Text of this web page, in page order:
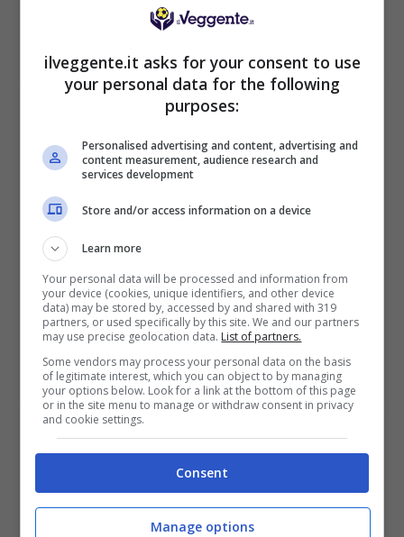
VERIFICA
Mostra Informazioni
BONUS BENVENUTO LOTTOMATICA: 2050€
Per i nuovi utenti della piattaforma: 100% fino a 50€ in
Bonus Scommesse + 100% fino a 2000€ in Bonus
2050€
VERIFICA
Mostra Informazioni
SNAI
Bonus Benvenuto Sport: fino a 1.000€
50% sul deposito fino a 50€
ilveggente.it asks for your consent to use
your personal data for the following
purposes:
Personalised advertising and content, advertising and
content measurement, audience research and
services development
Store and/or access information on a device
Learn more
Your personal data will be processed and information from
your device (cookies, unique identifiers, and other device
data) may be stored by, accessed by and shared with 319
partners, or used specifically by this site. We and our partners
may use precise geolocation data. List of partners.
Some vendors may process your personal data on the basis
of legitimate interest, which you can object to by managing
your options below. Look for a link at the bottom of this page
or in the site menu to manage or withdraw consent in privacy
and cookie settings.
Consent
Manage options